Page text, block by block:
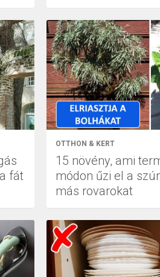
fát
OTTHON & KERT
15 növény, ami
módon űzi el a
más rovarokat